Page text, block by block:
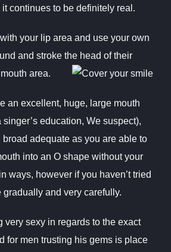
it continues to be definitely real.
your lip area and use your own
and stroke the head of their
area.
an excellent, huge, large mouth
singer’s education, We suspect),
broad adequate as you are able to
into an O shape without your
ways, however if you haven’t tried
gradually and very carefully.
very sexy in regards to the exact
for men trusting his gems is place